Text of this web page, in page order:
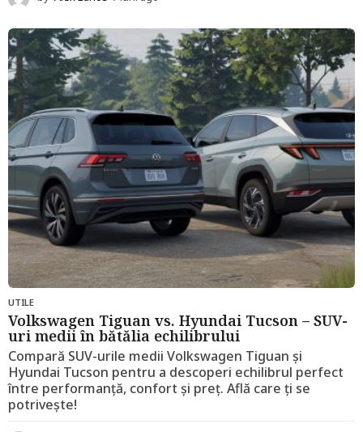
u
n
i
a
g
o
UTILE
Volkswagen Tiguan vs. Hyundai Tucson – SUV-
uri medii în bătălia echilibrului
Compară SUV-urile medii Volkswagen Tiguan și
Hyundai Tucson pentru a descoperi echilibrul perfect
între performanță, confort și preț. Află care ți se
potrivește!